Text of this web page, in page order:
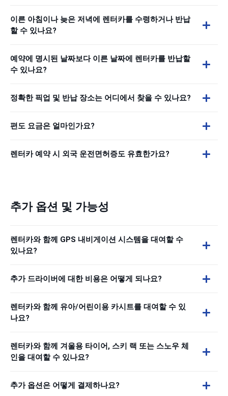
이른 아침이나 늦은 저녁에 렌터카를 수령하거나 반납
할 수 있나요?
예약에 명시된 날짜보다 이른 날짜에 렌터카를 반납할
수 있나요?
정확한 픽업 및 반납 장소는 어디에서 찾을 수 있나요?
편도 요금은 얼마인가요?
렌터카 예약 시 외국 운전면허증도 유효한가요?
추가 옵션 및 가능성
렌터카와 함께 GPS 내비게이션 시스템을 대여할 수
있나요?
추가 드라이버에 대한 비용은 어떻게 되나요?
렌터카와 함께 유아/어린이용 카시트를 대여할 수 있
나요?
렌터카와 함께 겨울용 타이어, 스키 랙 또는 스노우 체
인을 대여할 수 있나요?
추가 옵션은 어떻게 결제하나요?